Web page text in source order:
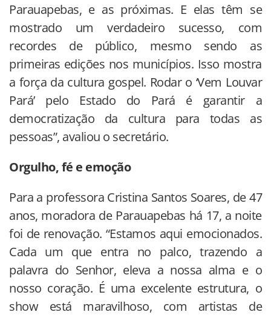
Parauapebas, e as próximas. E elas têm se
mostrado um verdadeiro sucesso, com
recordes de público, mesmo sendo as
primeiras edições nos municípios. Isso mostra
a força da cultura gospel. Rodar o ‘Vem Louvar
Pará’ pelo Estado do Pará é garantir a
democratização da cultura para todas as
pessoas”, avaliou o secretário.
Orgulho, fé e emoção
Para a professora Cristina Santos Soares, de 47
anos, moradora de Parauapebas há 17, a noite
foi de renovação. “Estamos aqui emocionados.
Cada um que entra no palco, trazendo a
palavra do Senhor, eleva a nossa alma e o
nosso coração. É uma excelente estrutura, o
show está maravilhoso, com artistas de